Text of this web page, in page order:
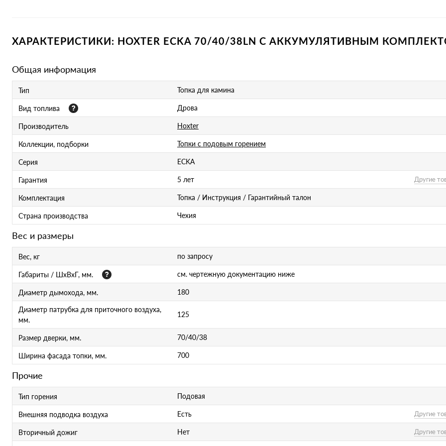
ХАРАКТЕРИСТИКИ: HOXTER ECKA 70/40/38LN С АККУМУЛЯТИВНЫМ
Общая информация
Тип Топка для камина
Вид топлива Дрова
Производитель Hoxter
Коллекции, подборки Топки с подовым горением
Серия ECKA
Гарантия 5 лет Другие
Комплектация Топка / Инструкция / Гарантийный талон
Страна производства Чехия
Вес и размеры
Вес, кг по запросу
Габариты / ШхВхГ, мм. см. чертежную документацию ниже
Диаметр дымохода, мм. 180
Диаметр патрубка для приточного воздуха,
мм.
125
Размер дверки, мм. 70/40/38
Ширина фасада топки, мм. 700
Прочие
Тип горения Подовая
Внешняя подводка воздуха Есть Другие
Вторичный дожиг Нет Другие